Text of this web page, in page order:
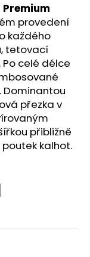
Premium
provedení
každého
tetovací
celé délce
Dominantou
přezka v
přibližně
kalhot.